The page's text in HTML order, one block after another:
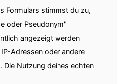
Formulars stimmst du zu,
oder Pseudonym"
angezeigt werden
Adressen oder andere
Die Nutzung deines echten